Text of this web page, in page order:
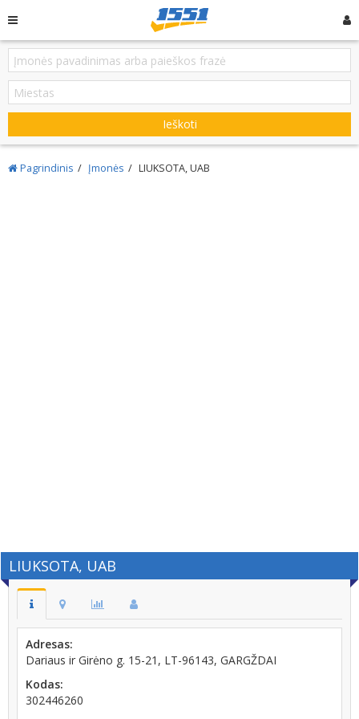
Ieškoti
Pagrindinis Įmonės LIUKSOTA, UAB
LIUKSOTA, UAB
Adresas:
Dariaus ir Girėno g. 15-21, LT-96143, GARGŽDAI
Kodas:
302446260